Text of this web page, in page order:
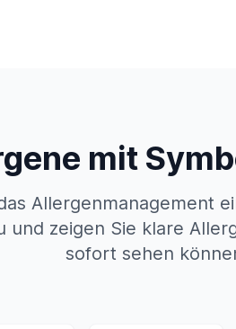
mit
Allergenmanagement
und zeigen Sie klare
sofort sehen